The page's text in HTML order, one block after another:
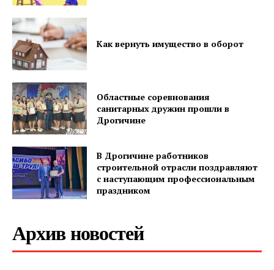
Правила использования материалов
Электронные обращения
Как вернуть имущество в оборот
Областные соревнования
санитарных дружин прошли в
Дрогичине
В Дрогичине работников
строительной отрасли поздравляют
с наступающим профессиональным
праздником
Архив новостей